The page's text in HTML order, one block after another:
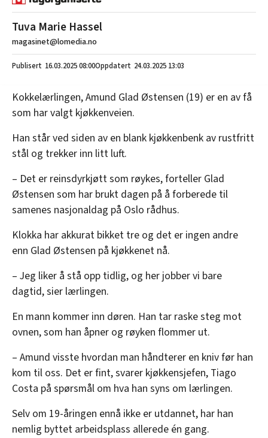
Tuva Marie Hassel
magasinet@lomedia.no
16.03.202508:00 24.03.2025 13:03
Kokkelærlingen, Amund Glad Østensen (19) er en av få
som har valgt kjøkkenveien.
Han står ved siden av en blank kjøkkenbenk av rustfritt
stål og trekker inn litt luft.
– Det er reinsdyrkjøtt som røykes, forteller Glad
Østensen som har brukt dagen på å forberede til
samenes nasjonaldag på Oslo rådhus.
Klokka har akkurat bikket tre og det er ingen andre
enn Glad Østensen på kjøkkenet nå.
– Jeg liker å stå opp tidlig, og her jobber vi bare
dagtid, sier lærlingen.
En mann kommer inn døren. Han tar raske steg mot
ovnen, som han åpner og røyken flommer ut.
– Amund visste hvordan man håndterer en kniv før han
kom til oss. Det er fint, svarer kjøkkensjefen, Tiago
Costa på spørsmål om hva han syns om lærlingen.
Selv om 19-åringen ennå ikke er utdannet, har han
nemlig byttet arbeidsplass allerede én gang.